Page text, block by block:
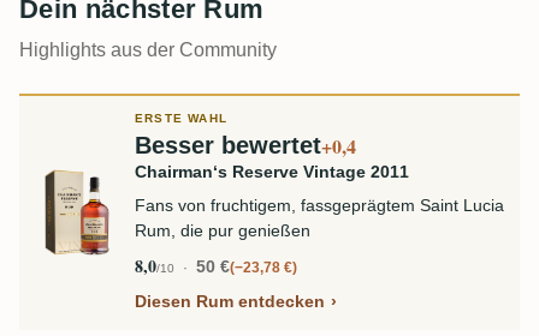
Dein nächster Rum
Highlights aus der Community
ERSTE WAHL
Besser bewertet+0,4
Chairman‘s Reserve Vintage 2011
Fans von fruchtigem, fassgeprägtem Saint Lucia
Rum, die pur genießen
8,0/10 50 € −23,78 €
Diesen Rum entdecken